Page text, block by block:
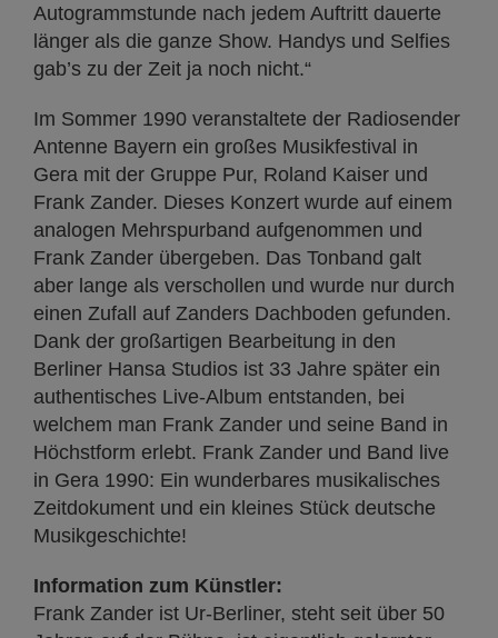
Autogrammstunde nach jedem Auftritt dauerte
länger als die ganze Show. Handys und Selfies
gab’s zu der Zeit ja noch nicht.“
Im Sommer 1990 veranstaltete der Radiosender
Antenne Bayern ein großes Musikfestival in
Gera mit der Gruppe Pur, Roland Kaiser und
Frank Zander. Dieses Konzert wurde auf einem
analogen Mehrspurband aufgenommen und
Frank Zander übergeben. Das Tonband galt
aber lange als verschollen und wurde nur durch
einen Zufall auf Zanders Dachboden gefunden.
Dank der großartigen Bearbeitung in den
Berliner Hansa Studios ist 33 Jahre später ein
authentisches Live-Album entstanden, bei
welchem man Frank Zander und seine Band in
Höchstform erlebt. Frank Zander und Band live
in Gera 1990: Ein wunderbares musikalisches
Zeitdokument und ein kleines Stück deutsche
Musikgeschichte!
Information zum Künstler:
Frank Zander ist Ur-Berliner, steht seit über 50